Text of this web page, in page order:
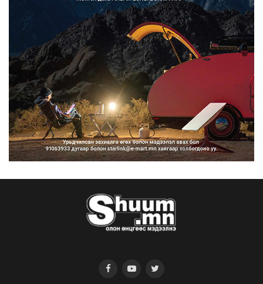
ангилан хөдөлгөөн...
2026/08/10
Нарантуул, Дүнжингарав, Шинэ 100
айл худалдааны тө...
2026/08/10
КОП17-д ажиллах онцгой байдлын
бүрэлдэхүүн хамтарс...